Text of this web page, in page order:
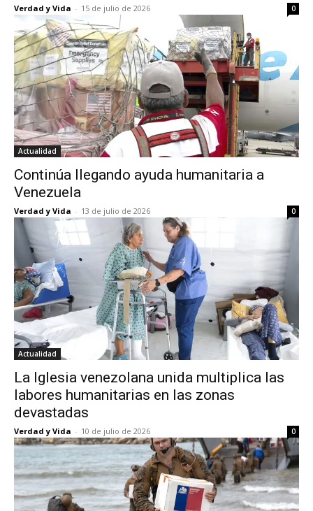
Verdad y Vida - 15 de julio de 2026 0
Actualidad
Continúa llegando ayuda humanitaria a
Venezuela
Verdad y Vida - 13 de julio de 2026 0
Actualidad
La Iglesia venezolana unida multiplica las
labores humanitarias en las zonas
devastadas
Verdad y Vida - 10 de julio de 2026 0